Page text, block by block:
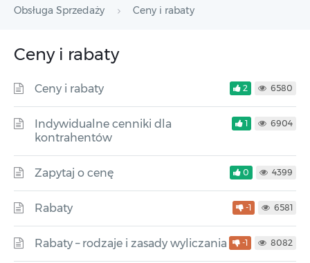
Obsługa Sprzedaży
Ceny i rabaty
Ceny i rabaty
Ceny i rabaty 2 6580
Indywidualne cenniki dla
kontrahentów
1 6904
Zapytaj o cenę 0 4399
Rabaty -1 6581
Rabaty – rodzaje i zasady wyliczania -1 8082